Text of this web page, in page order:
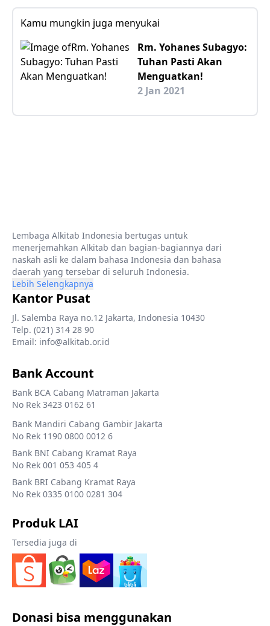
Kamu mungkin juga menyukai
Rm. Yohanes Subagyo:
Tuhan Pasti Akan
Menguatkan!
2 Jan 2021
Lembaga Alkitab Indonesia bertugas untuk
menerjemahkan Alkitab dan bagian-bagiannya dari
naskah asli ke dalam bahasa Indonesia dan bahasa
daerah yang tersebar di seluruh Indonesia.
Lebih Selengkapnya
Kantor Pusat
Jl. Salemba Raya no.12 Jakarta, Indonesia 10430
Telp. (021) 314 28 90
Email: info@alkitab.or.id
Bank Account
Bank BCA Cabang Matraman Jakarta
No Rek 3423 0162 61
Bank Mandiri Cabang Gambir Jakarta
No Rek 1190 0800 0012 6
Bank BNI Cabang Kramat Raya
No Rek 001 053 405 4
Bank BRI Cabang Kramat Raya
No Rek 0335 0100 0281 304
Produk LAI
Tersedia juga di
Donasi bisa menggunakan